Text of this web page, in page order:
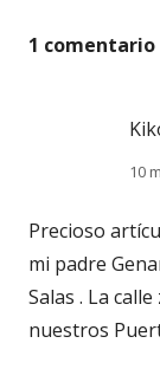
1 comentario
10
Precioso
mi padre
Salas . La
nuestros